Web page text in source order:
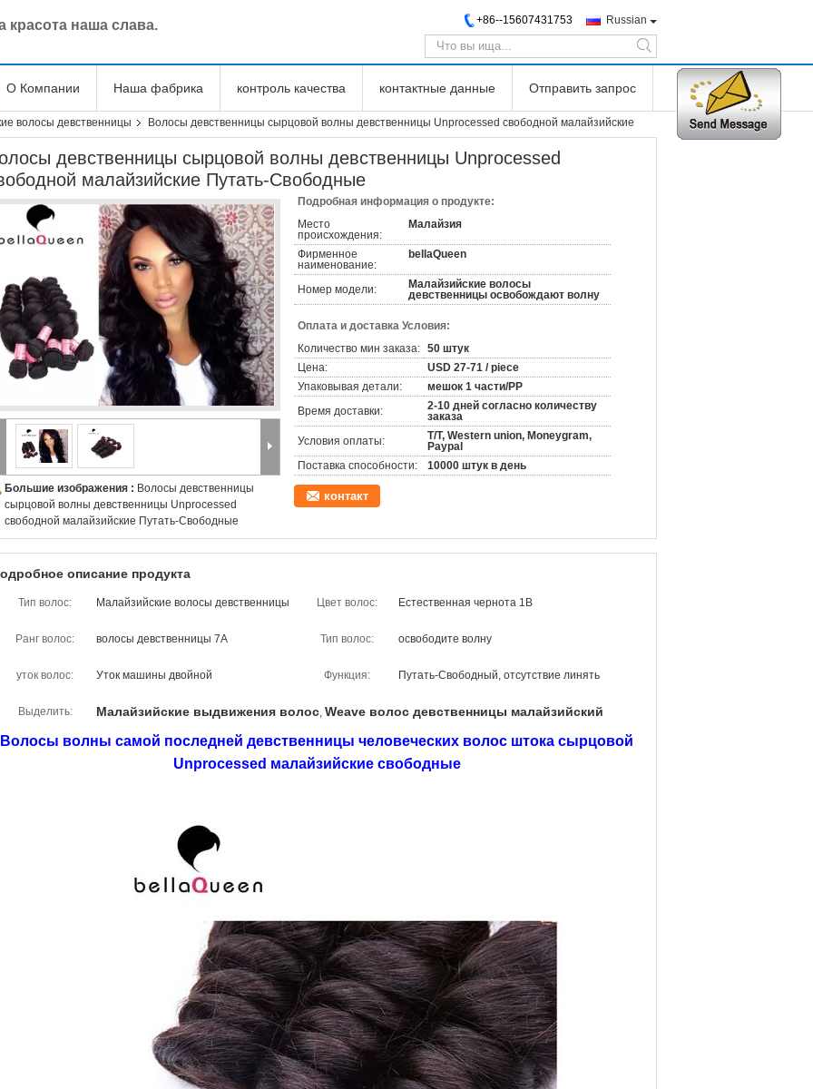
красота наша слава. Russian
+86--15607431753
search
О Компании Наша фабрика контроль качества контактные данные Отправить запрос
волосы девственницы
Волосы девственницы сырцовой волны девственницы Unprocessed свободной малайзийские
девственницы сырцовой волны девственницы Unprocessed
малайзийские Путать-Свободные
Большие изображения : Волосы девственницы
сырцовой волны девственницы Unprocessed
свободной малайзийские Путать-Свободные
Подробная информация о продукте:
Место
происхождения:
Малайзия
Фирменное
наименование:
bellaQueen
Номер модели:
Малайзийские волосы
девственницы освобождают волну
Оплата и доставка Условия:
Количество мин заказа: 50 штук
Цена:
USD 27-71 / piece
Упаковывая детали:
мешок 1 части/PP
Время доставки:
2-10 дней согласно количеству
заказа
Условия оплаты:
T/T, Western union, Moneygram,
Paypal
Поставка способности:
10000 штук в день
контакт
описание продукта
Тип волос: Малайзийские волосы девственницы Цвет волос: Естественная чернота 1B
Ранг волос: волосы девственницы 7A Тип волос: освободите волну
уток волос: Уток машины двойной Функция: Путать-Свободный, отсутствие линять
Выделить: Малайзийские выдвижения волос, Weave волос девственницы малайзийский
Волосы волны самой последней девственницы человеческих волос штока сырцовой
Unprocessed малайзийские свободные